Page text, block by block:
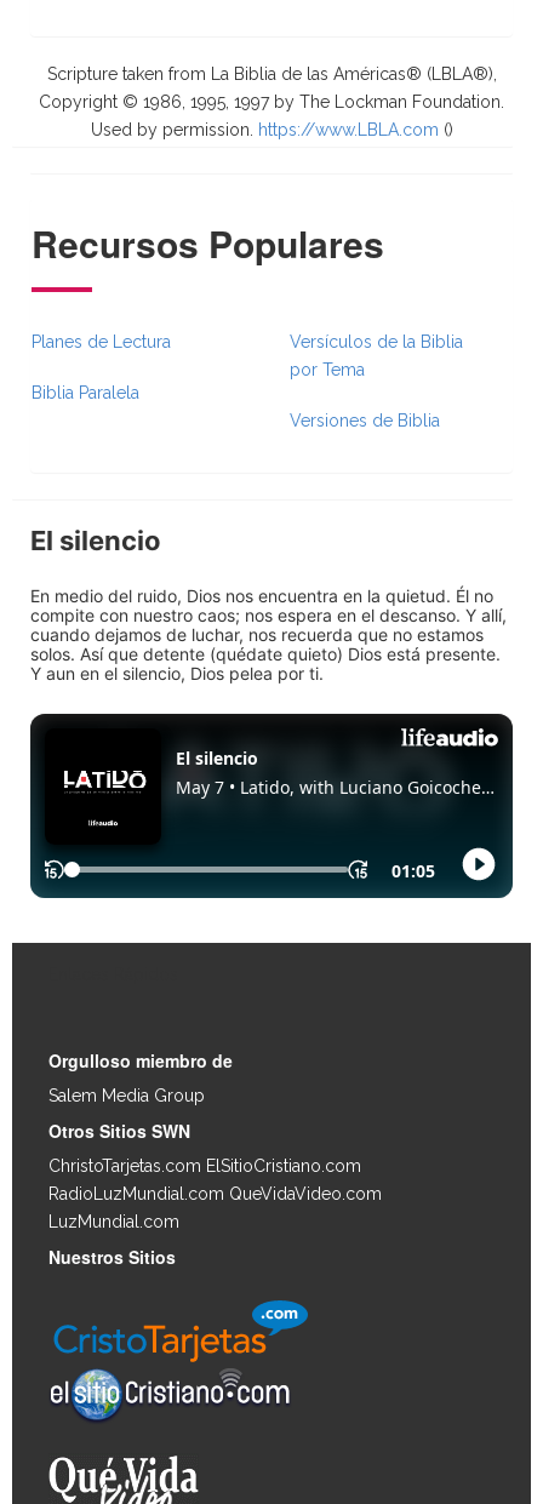
Scripture taken from La Biblia de las Américas® (LBLA®),
Copyright © 1986, 1995, 1997 by The Lockman Foundation.
Used by permission.
https://www.LBLA.com ()
Recursos Populares
Planes de Lectura
Biblia Paralela
Versículos de la Biblia
por Tema
Versiones de Biblia
El silencio
En medio del ruido, Dios nos encuentra en la quietud. Él no
compite con nuestro caos; nos espera en el descanso. Y allí,
cuando dejamos de luchar, nos recuerda que no estamos
solos. Así que detente (quédate quieto) Dios está presente.
Y aun en el silencio, Dios pelea por ti.
Orgulloso miembro de
Salem Media Group
Otros Sitios SWN
ChristoTarjetas.com ElSitioCristiano.com
RadioLuzMundial.com QueVidaVideo.com
LuzMundial.com
Nuestros Sitios